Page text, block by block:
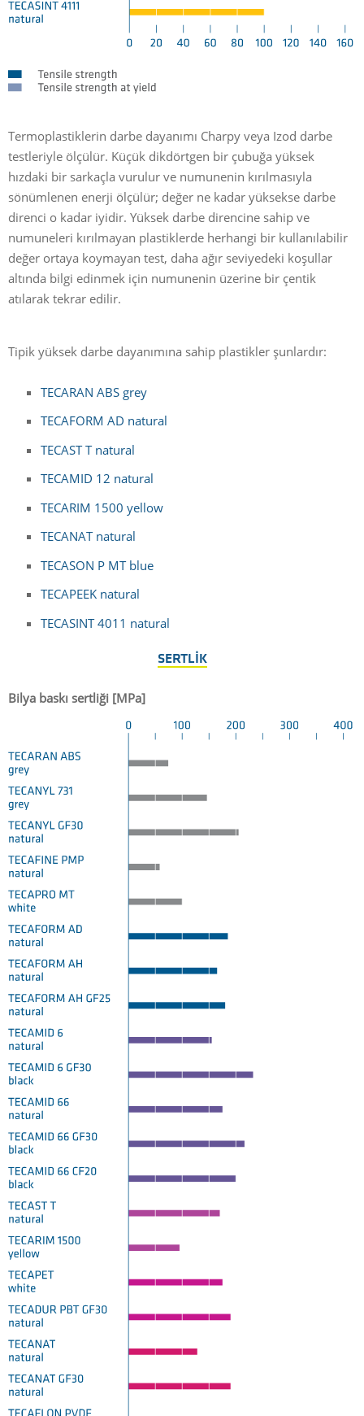
Termoplastiklerin darbe dayanımı Charpy veya Izod darbe
testleriyle ölçülür. Küçük dikdörtgen bir çubuğa yüksek
hızdaki bir sarkaçla vurulur ve numunenin kırılmasıyla
sönümlenen enerji ölçülür; değer ne kadar yüksekse darbe
direnci o kadar iyidir. Yüksek darbe direncine sahip ve
numuneleri kırılmayan plastiklerde herhangi bir kullanılabilir
değer ortaya koymayan test, daha ağır seviyedeki koşullar
altında bilgi edinmek için numunenin üzerine bir çentik
atılarak tekrar edilir.
Tipik yüksek darbe dayanımına sahip plastikler şunlardır:
TECARAN ABS grey
TECAFORM AD natural
TECAST T natural
TECAMID 12 natural
TECARIM 1500 yellow
TECANAT natural
TECASON P MT blue
TECAPEEK natural
TECASINT 4011 natural
SERTLIK
Bilya baskı sertliği [MPa]